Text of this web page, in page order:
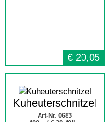
€ 20,05
Kuheuterschnitzel
Art-Nr. 0683